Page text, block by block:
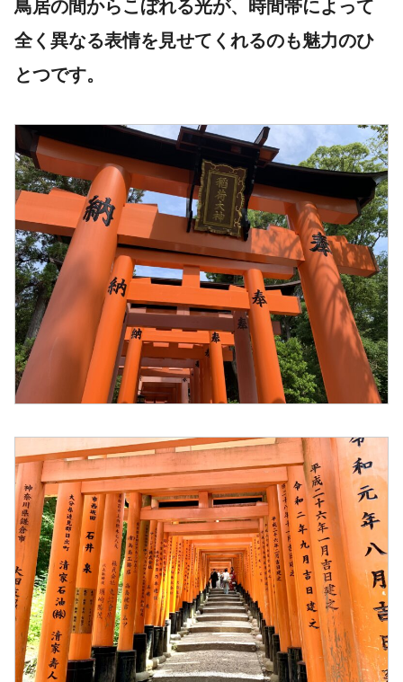
鳥居の間からこぼれる光が、時間帯によって
全く異なる表情を見せてくれるのも魅力のひ
とつです。